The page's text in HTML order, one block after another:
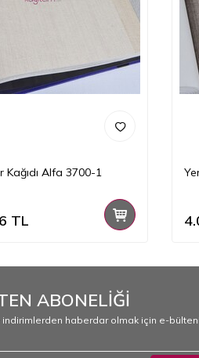
Kağıdı Alfa 3700-1
TL
ABONELİĞİ
indirimlerden haberdar olmak için e-